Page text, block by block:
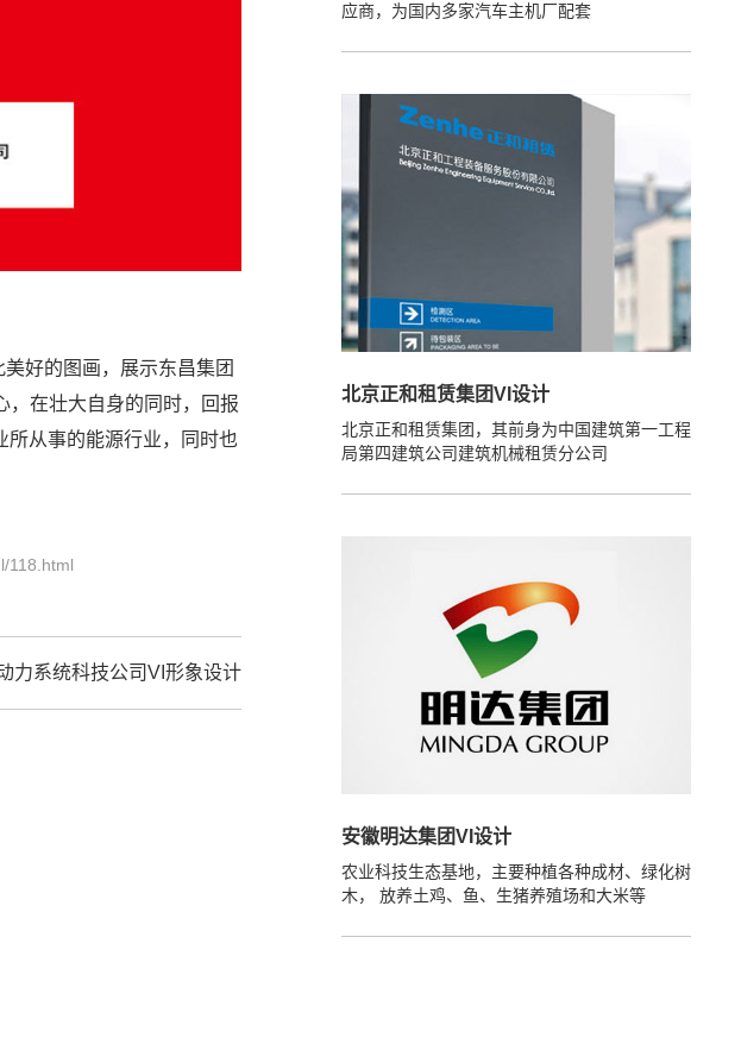
好的图画，展示东昌集团
，在壮大自身的同时，回报
所从事的能源行业，同时也
118.html
力系统科技公司VI形象设计
应商，为国内多家汽车主机厂配套
北京正和租赁集团VI设计
北京正和租赁集团，其前身为中国建筑第一工程
局第四建筑公司建筑机械租赁分公司
安徽明达集团VI设计
农业科技生态基地，主要种植各种成材、绿化树
木， 放养土鸡、鱼、生猪养殖场和大米等